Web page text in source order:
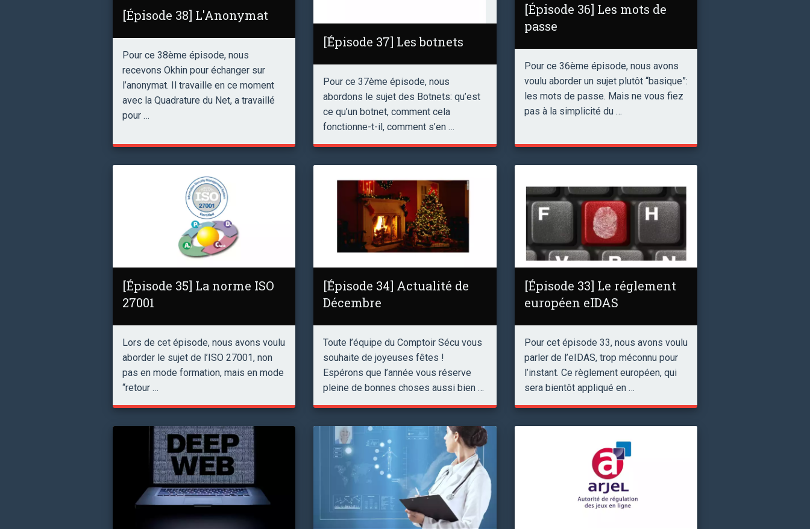
[Épisode 38] L'Anonymat
Pour ce 38ème épisode, nous
recevons Okhin pour échanger sur
l’anonymat. Il travaille en ce moment
avec la Quadrature du Net, a travaillé
pour …
[Épisode 37] Les botnets
Pour ce 37ème épisode, nous
abordons le sujet des Botnets: qu’est
ce qu’un botnet, comment cela
fonctionne-t-il, comment s’en …
[Épisode 36] Les mots de
passe
Pour ce 36ème épisode, nous avons
voulu aborder un sujet plutôt “basique”:
les mots de passe. Mais ne vous fiez
pas à la simplicité du …
[Épisode 35] La norme ISO
27001
Lors de cet épisode, nous avons voulu
aborder le sujet de l’ISO 27001, non
pas en mode formation, mais en mode
“retour …
[Épisode 34] Actualité de
Décembre
Toute l’équipe du Comptoir Sécu vous
souhaite de joyeuses fêtes !
Espérons que l’année vous réserve
pleine de bonnes choses aussi bien …
[Épisode 33] Le réglement
européen eIDAS
Pour cet épisode 33, nous avons voulu
parler de l’eIDAS, trop méconnu pour
l’instant. Ce règlement européen, qui
sera bientôt appliqué en …